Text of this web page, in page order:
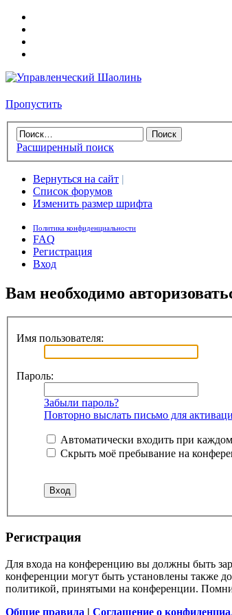
Пропустить
Расширенный поиск
Вернуться на сайт |
Список форумов
Изменить размер шрифта
Политика конфиденциальности
FAQ
Регистрация
Вход
Вам необходимо
Имя пользователя:
Пароль:
Забыли пароль?
Повторно выслать письмо для
Автоматически входить при
Скрыть моё пребывание на
Регистрация
Для входа на конференцию вы должны быть
конференции могут быть установлены также
политикой, принятыми на конференции.
Общие правила | Соглашение о